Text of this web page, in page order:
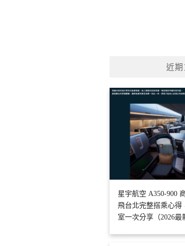
近
星宇航空 A350-900
飛台北完整搭乘心得
室一次分享（2026最